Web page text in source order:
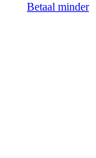
Betaal minder